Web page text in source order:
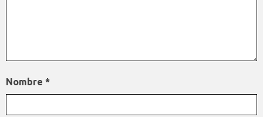
Nombre *